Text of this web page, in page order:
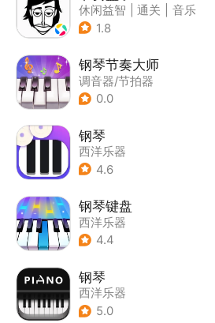
休闲益智 通关
音乐
1.8
钢琴节奏大师
调音器/节拍器
0.0
钢琴
西洋乐器
4.6
钢琴键盘
西洋乐器
4.4
钢琴
西洋乐器
5.0